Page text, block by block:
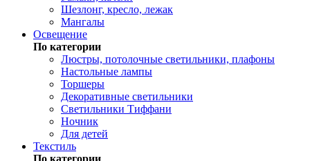
Шезлонг, кресло, лежак
Мангалы
Освещение
По категории
Люстры, потолочные светильники, плафоны
Настольные лампы
Торшеры
Декоративные светильники
Светильники Тиффани
Ночник
Для детей
Текстиль
По категории